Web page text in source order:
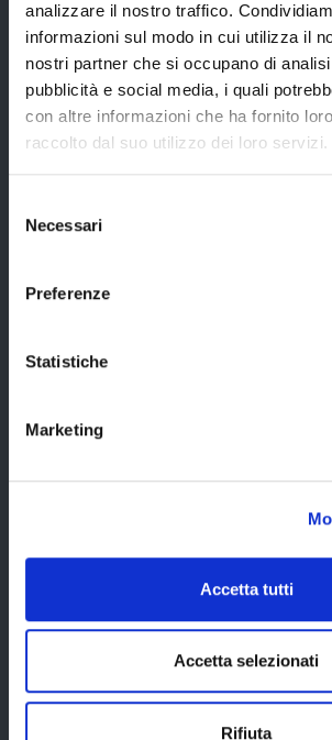
analizzare il nostro traffico.
informazioni sul modo in cui utilizza il
nostri partner che si occupano di
pubblicità e social media, i quali
con altre informazioni che ha fornito
raccolto dal suo utilizzo dei loro servizi.
delNecessari
Preferenze
Statistiche
Marketing
Accetta tutti
Accetta selezionati
Rifiuta
Servizi online
Modulistica
URP
Consigliera di Parità
Cerca uffici
La Provincia informa
Amministrazione trasparente
Albo pretorio